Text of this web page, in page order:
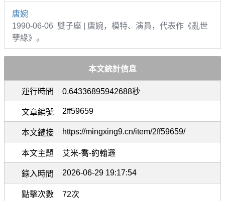
唐婉
1990-06-06 雙子座 | 唐婉，模特、演員，代表作《亂世
孽緣》。
本文統計信息
運行時間 0.64336895942688秒
文章編號 2ff59659
本文鏈接 https://mingxing9.cn/item/2ff59659/
本文主題 艾米-喬-約翰遜
錄入時間 2026-06-29 19:17:54
點擊次數 72次